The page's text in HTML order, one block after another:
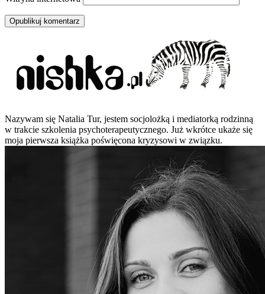
Nazywam się Natalia Tur, jestem socjolożką i mediatorką rodzinną
w trakcie szkolenia psychoterapeutycznego. Już wkrótce ukaże się
moja pierwsza książka poświęcona kryzysowi w związku.